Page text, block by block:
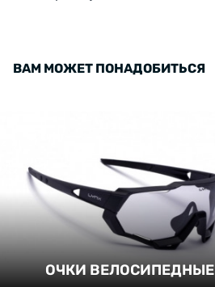
ВАМ МОЖЕТ ПОНАДОБИТЬСЯ
ОЧКИ ВЕЛОСИПЕДНЫЕ